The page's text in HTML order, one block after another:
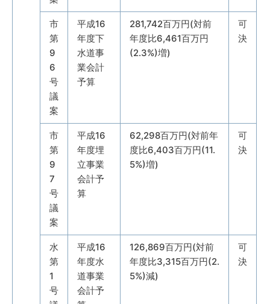
市
第
9
6
号
議
案
平成16
年度下
水道事
業会計
予算
281,742百万円(対前
年度比6,461百万円
(2.3%)増)
可
決
市
第
9
7
号
議
案
平成16
年度埋
立事業
会計予
算
62,298百万円(対前年
度比6,403百万円(11.
5%)増)
可
決
水
第
1
号
平成16
年度水
道事業
会計予
126,869百万円(対前
年度比3,315百万円(2.
5%)減)
可
決